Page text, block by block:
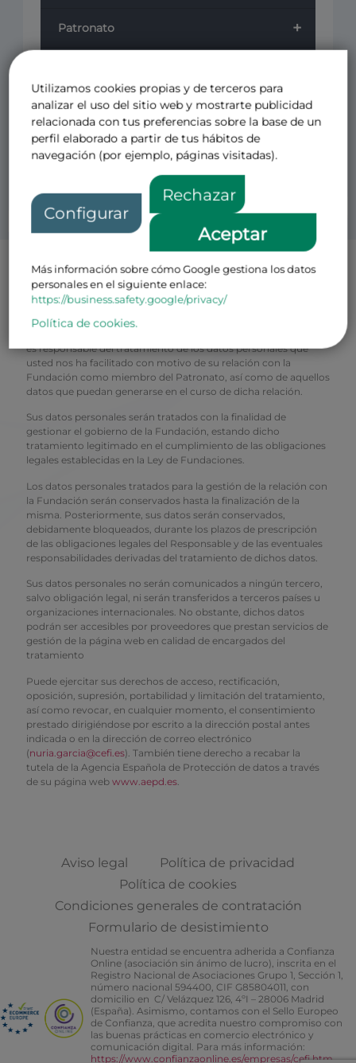
+
Patronato
+
Revistas
Otros
Política de Privacidad Patronos
El CENTRO DE ESTUDIOS PARA EL FOMENTO DE LA
INVESTIGACION CEFI FUNDACION PRIVADA con N.I.F
número G-08793499 y domicilio en Avenida de Pio XII, 49 Loft 1,
es responsable del tratamiento de los datos personales que
usted nos ha facilitado con motivo de su relación con la
Fundación como miembro del Patronato, así como de aquellos
datos que puedan generarse en el curso de dicha relación.
Sus datos personales serán tratados con la finalidad de
gestionar el gobierno de la Fundación, estando dicho
tratamiento legitimado en el cumplimiento de las obligaciones
legales establecidas en la Ley de Fundaciones.
Los datos personales tratados para la gestión de la relación con
la Fundación serán conservados hasta la finalización de la
misma. Posteriormente, sus datos serán conservados,
debidamente bloqueados, durante los plazos de prescripción
de las obligaciones legales del Responsable y de las eventuales
responsabilidades derivadas del tratamiento de dichos datos.
Sus datos personales no serán comunicados a ningún tercero,
salvo obligación legal, ni serán transferidos a terceros países u
organizaciones internacionales. No obstante, dichos datos
podrán ser accesibles por proveedores que prestan servicios de
gestión de la página web en calidad de encargados del
tratamiento
Puede ejercitar sus derechos de acceso, rectificación,
oposición, supresión, portabilidad y limitación del tratamiento,
así como revocar, en cualquier momento, el consentimiento
prestado dirigiéndose por escrito a la dirección postal antes
indicada o en la dirección de correo electrónico
(nuria.garcia@cefi.es). También tiene derecho a recabar la
tutela de la Agencia Española de Protección de datos a través
de su página web www.aepd.es
Aviso legal
Política de privacidad
Política de cookies
Condiciones generales de contratación
Formulario de desistimiento
Nuestra entidad se encuentra adherida a Confianza
Online (asociación sin ánimo de lucro), inscrita en el
Registro Nacional de Asociaciones Grupo 1, Sección 1,
número nacional 594400, CIF G85804011, con
domicilio en C/ Velázquez 126, 4ºI – 28006 Madrid
(España). Asimismo, contamos con el Sello Europeo
de Confianza, que acredita nuestro compromiso con
las buenas prácticas en comercio electrónico y
comunicación digital. Para más información:
https://www.confianzaonline.es/empresas/cefi.htm
Utilizamos cookies propias y de terceros para
analizar el uso del sitio web y mostrarte publicidad
relacionada con tus preferencias sobre la base de un
perfil elaborado a partir de tus hábitos de
navegación (por ejemplo, páginas visitadas).
Configurar
Rechazar
Aceptar
Más información sobre cómo Google gestiona los datos
personales en el siguiente enlace:
https://business.safety.google/privacy/
Política de cookies.